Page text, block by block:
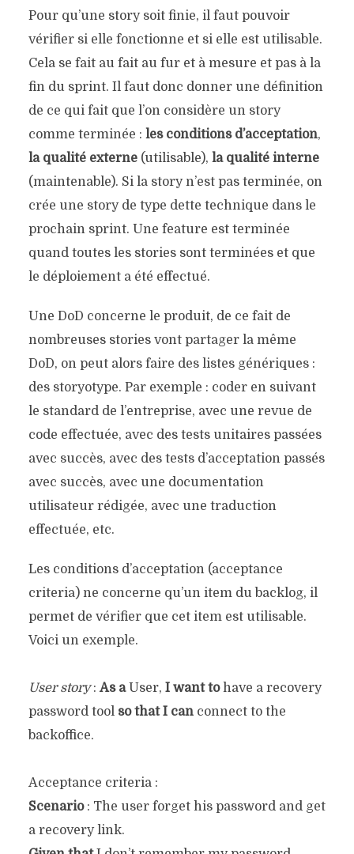
Pour qu’une story soit finie, il faut pouvoir
vérifier si elle fonctionne et si elle est utilisable.
Cela se fait au fait au fur et à mesure et pas à la
fin du sprint. Il faut donc donner une définition
de ce qui fait que l’on considère un story
comme terminée : les conditions d’acceptation,
la qualité externe(utilisable), la qualité interne
(maintenable). Si la story n’est pas terminée, on
crée une story de type dette technique dans le
prochain sprint. Une feature est terminée
quand toutes les stories sont terminées et que
le déploiement a été effectué.
Une DoD concerne le produit, de ce fait de
nombreuses stories vont partager la même
DoD, on peut alors faire des listes génériques :
des storyotype. Par exemple : coder en suivant
le standard de l’entreprise, avec une revue de
code effectuée, avec des tests unitaires passées
avec succès, avec des tests d’acceptation passés
avec succès, avec une documentation
utilisateur rédigée, avec une traduction
effectuée, etc.
Les conditions d’acceptation (acceptance
criteria) ne concerne qu’un item du backlog, il
permet de vérifier que cet item est utilisable.
Voici un exemple.
User story: As aUser, I want tohave a recovery
password tool so that I canconnect to the
backoffice.
Acceptance criteria :
Scenario: The user forget his password and get
a recovery link.